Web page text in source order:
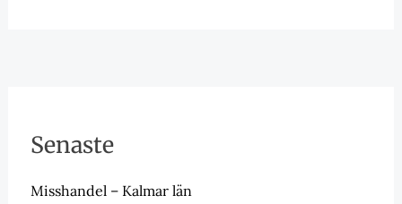
Senaste
Misshandel – Kalmar län